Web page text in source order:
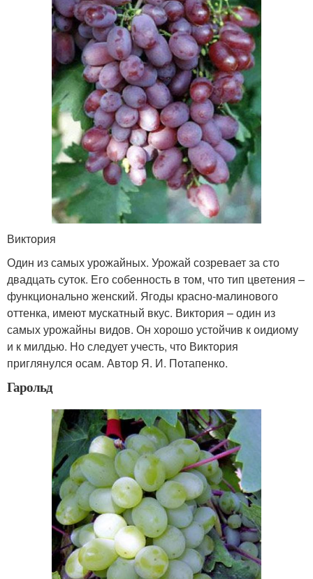
Виктория
Один из самых урожайных. Урожай созревает за сто
двадцать суток. Его собенность в том, что тип цветения –
функционально женский. Ягоды красно-малинового
оттенка, имеют мускатный вкус. Виктория – один из
самых урожайны видов. Он хорошо устойчив к оидиому
и к милдью. Но следует учесть, что Виктория
приглянулся осам. Автор Я. И. Потапенко.
Гарольд